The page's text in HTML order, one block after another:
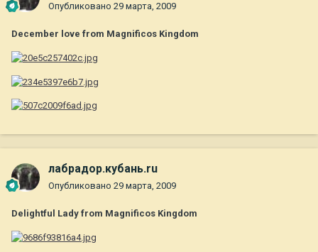
Опубликовано 29 марта, 2009
December love from Magnificos Kingdom
лабрадор.кубань.ru
Опубликовано 29 марта, 2009
Delightful Lady from Magnificos Kingdom